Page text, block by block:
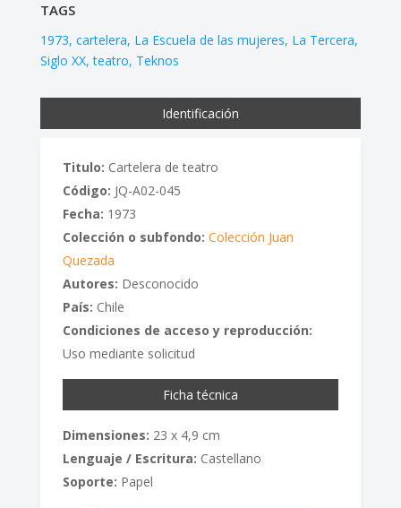
TAGS
1973 cartelera La Escuela de las mujeres La Tercera
Siglo XX teatro Teknos
Identificación
Titulo: Cartelera de teatro
Código: JQ-A02-045
Fecha: 1973
Colección o subfondo: Colección Juan
Quezada
Autores: Desconocido
País: Chile
Condiciones de acceso y reproducción:
Uso mediante solicitud
Ficha técnica
Dimensiones: 23 x 4,9 cm
Lenguaje / Escritura: Castellano
Soporte: Papel